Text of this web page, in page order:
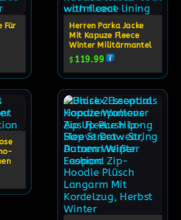
Für
Herren Parka Jacke
Mit Kapuze Fleece
Winter Militärmantel
$ 119.99